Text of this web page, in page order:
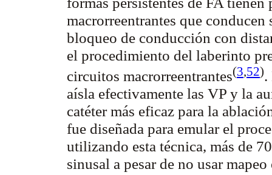
macrorreentrantes que
bloqueo de conducción con
el procedimiento del laberinto
circuitos macrorreentrantes(3,52).
aísla efectivamente las VP y la
catéter más eficaz para la
fue diseñada para emular el
utilizando esta técnica, más de
sinusal a pesar de no usar